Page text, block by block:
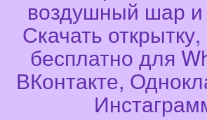
воздушный шар
Скачать открытку,
бесплатно для
ВКонтакте,